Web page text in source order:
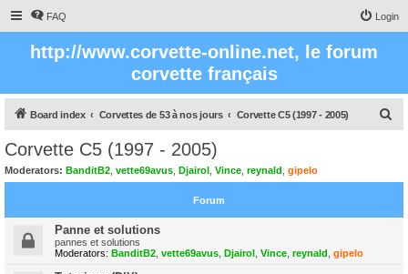
FAQ Login
http://www.corvette-online.net, le forum
corvette français
Board index Corvettes de 53 à nos jours Corvette C5 (1997 - 2005)
Corvette C5 (1997 - 2005)
Moderators: BanditB2 vette69avus Djairol Vince reynald gipelo
Forum
Panne et solutions
pannes et solutions
Moderators: BanditB2 vette69avus Djairol Vince reynald gipelo